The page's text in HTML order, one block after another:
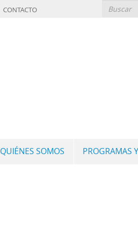
QUIÉNES SOMOS PROGRAMAS
CONTACTO